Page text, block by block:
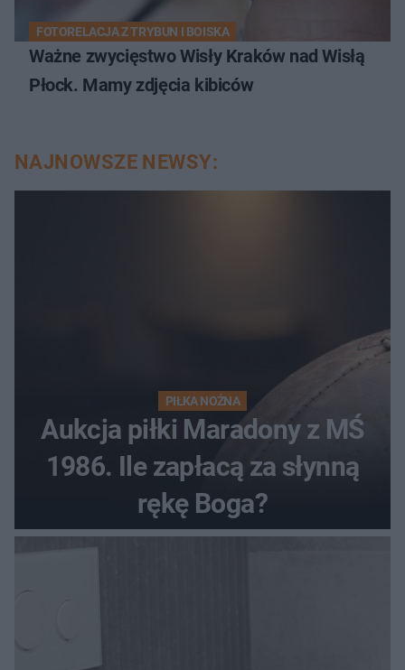
FOTORELACJA Z TRYBUN I BOISKA
Ważne zwycięstwo Wisły Kraków nad Wisłą
Płock. Mamy zdjęcia kibiców
NAJNOWSZE NEWSY:
PIŁKA NOŻNA
Aukcja piłki Maradony z MŚ
1986. Ile zapłacą za słynną
rękę Boga?